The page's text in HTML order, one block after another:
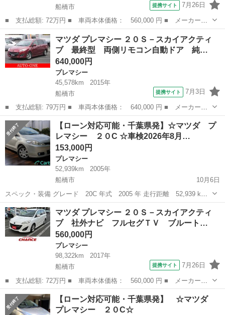
船橋市
提携サイト 7月26日
■ 支払総額: 72万円 ■ 車両本体価格： 560,000 円 ■ メーカー
名： マツダ ■ 車種名： プレマシー ■ グレード名： ２０Ｓ－
スカイアクティブ 社外ナビ フルセグＴＶ ブルートゥース接続
可 アイドリングス...
千葉 船橋市 プレマシー
マツダ プレマシー ２０Ｓ－スカイアクティ
ブ 最終型 両側リモコン自動ドア 純…
640,000円
プレマシー
45,578km
2015年
船橋市
提携サイト 7月3日
■ 支払総額: 79万円 ■ 車両本体価格： 640,000 円 ■ メーカー
名： マツダ ■ 車種名： プレマシー ■ グレード名： ２０Ｓ－
スカイアクティブ 最終型 両側リモコン自動ドア 純正フルエア
ロ ＤＶＤ再生対応...
千葉 船橋市 プレマシー
【ローン対応可能・千葉県発】☆マツダ プ
レマシー ２０C ☆車検2026年8月…
153,000円
プレマシー
52,939km
2005年
船橋市
10月6日
スペック・装備 グレード 20C 年式 2005 年 走行距離 52,939 km
車検有効月 2026年8月 駆動方式 FF ガソリン種別 レギュラー 排
気量 2000 cc ミッション CVT 型式...
千葉 船橋市 プレマシー
マツダ プレマシー ２０Ｓ－スカイアクティ
ブ 社外ナビ フルセグＴＶ ブルート…
560,000円
プレマシー
98,322km
2017年
船橋市
提携サイト 7月26日
■ 支払総額: 72万円 ■ 車両本体価格： 560,000 円 ■ メーカー
名： マツダ ■ 車種名： プレマシー ■ グレード名： ２０Ｓ－
スカイアクティブ 社外ナビ フルセグＴＶ ブルートゥース接続
可 アイドリングス...
千葉 船橋市 プレマシー
【ローン対応可能・千葉県発】 ☆マツダ
プレマシー ２０C☆